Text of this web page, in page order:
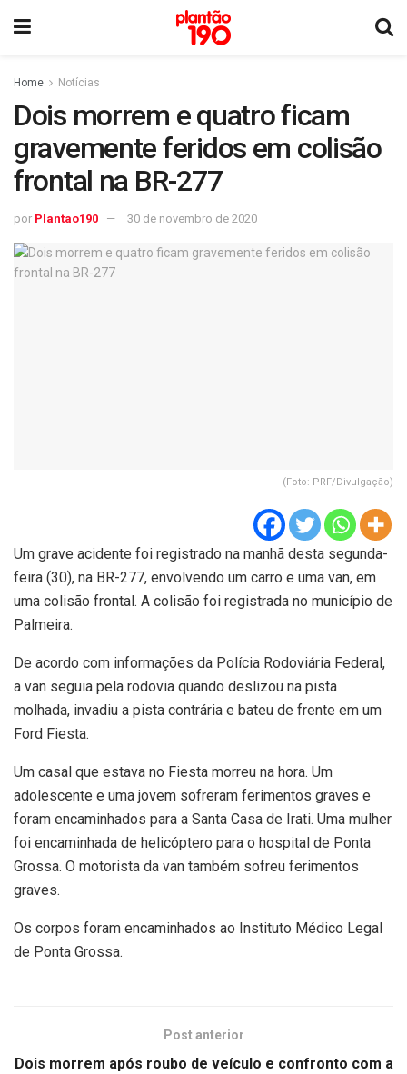
Home Notícias
Dois morrem e quatro ficam
gravemente feridos em colisão
frontal na BR-277
por Plantao190 30 de novembro de 2020
(Foto: PRF/Divulgação)
Um grave acidente foi registrado na manhã desta segunda-
feira (30), na BR-277, envolvendo um carro e uma van, em
uma colisão frontal. A colisão foi registrada no município de
Palmeira.
De acordo com informações da Polícia Rodoviária Federal,
a van seguia pela rodovia quando deslizou na pista
molhada, invadiu a pista contrária e bateu de frente em um
Ford Fiesta.
Um casal que estava no Fiesta morreu na hora. Um
adolescente e uma jovem sofreram ferimentos graves e
foram encaminhados para a Santa Casa de Irati. Uma mulher
foi encaminhada de helicóptero para o hospital de Ponta
Grossa. O motorista da van também sofreu ferimentos
graves.
Os corpos foram encaminhados ao Instituto Médico Legal
de Ponta Grossa.
Post anterior
Dois morrem após roubo de veículo e confronto com a